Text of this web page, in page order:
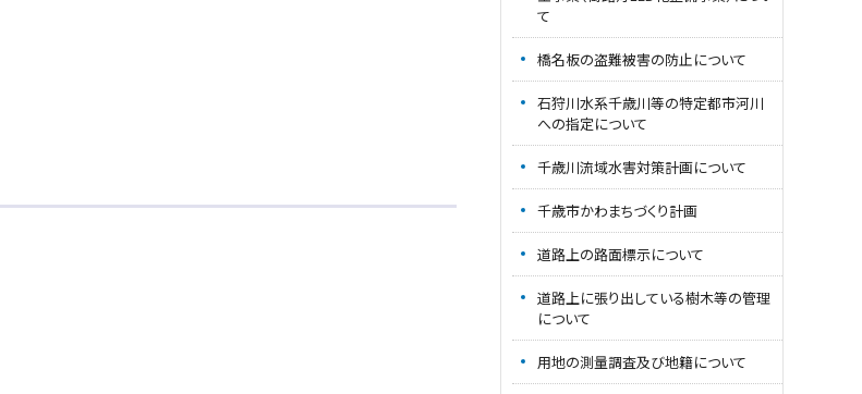
て
橋名板の盗難被害の防止について
石狩川水系千歳川等の特定都市河川
への指定について
千歳川流域水害対策計画について
千歳市かわまちづくり計画
道路上の路面標示について
道路上に張り出している樹木等の管理
について
用地の測量調査及び地籍について